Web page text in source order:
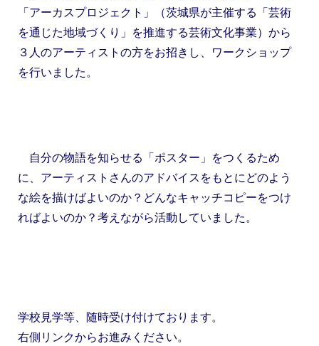
「アーカスプロジェクト」（茨城県が主催する「芸術
を通じた地域づくり」を推進する芸術文化事業）から
３人のアーティストの方をお招きし、ワークショップ
を行いました。
自分の物語を知らせる「ポスター」をつくるため
に、アーティストさんのアドバイスをもとにどのよう
な絵を描けばよいのか？どんなキャッチコピーをつけ
ればよいのか？考えながら活動していました。
学校見学等、随時受け付けております。
右側リンクからお進みください。